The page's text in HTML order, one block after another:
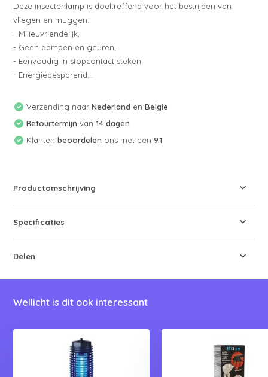
Deze insectenlamp is doeltreffend voor het bestrijden van
vliegen en muggen.
- Milieuvriendelijk,
- Geen dampen en geuren,
- Eenvoudig in stopcontact steken
- Energiebesparend...
Verzending naarNederland enBelgie
Retourtermijn van 14 dagen
Klantenbeoordelen ons met een9.1
Productomschrijving
Specificaties
Delen
Wellicht is dit ook interessant